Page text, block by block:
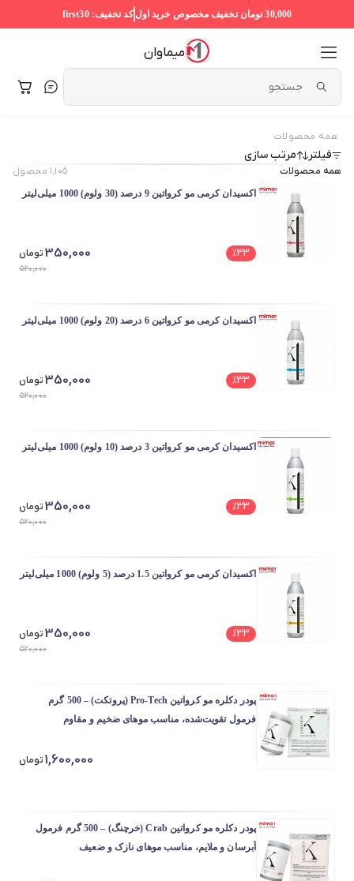
30,000 تومان تخفیف مخصوص خرید اول کد تخفیف:first30
میماوان
همه محصولات
فیلتر مرتب سازی
همه محصولات ۱٬۱۰۵محصول
اکسیدان کرمی مو کرواتین 9 درصد (30 ولوم) 1000 میلی‌لیتر
%33
350,000تومان
520,000
اکسیدان کرمی مو کرواتین 6 درصد (20 ولوم) 1000 میلی‌لیتر
%33
350,000تومان
520,000
اکسیدان کرمی مو کرواتین 3 درصد (10 ولوم) 1000 میلی‌لیتر
%33
350,000تومان
520,000
اکسیدان کرمی مو کرواتین 1.5 درصد (5 ولوم) 1000 میلی‌لیتر
%33
350,000تومان
520,000
پودر دکلره مو کرواتین Pro-Tech (پروتکت) – 500 گرم
فرمول تقویت‌شده، مناسب موهای ضخیم و مقاوم
1,600,000تومان
پودر دکلره مو کرواتین Crab (خرچنگ) – 500 گرم فرمول
آبرسان و ملایم، مناسب موهای نازک و ضعیف